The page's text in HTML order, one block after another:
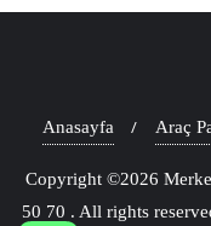
Anasayfa Araç
Copyright ©2026
50 70 . All rights